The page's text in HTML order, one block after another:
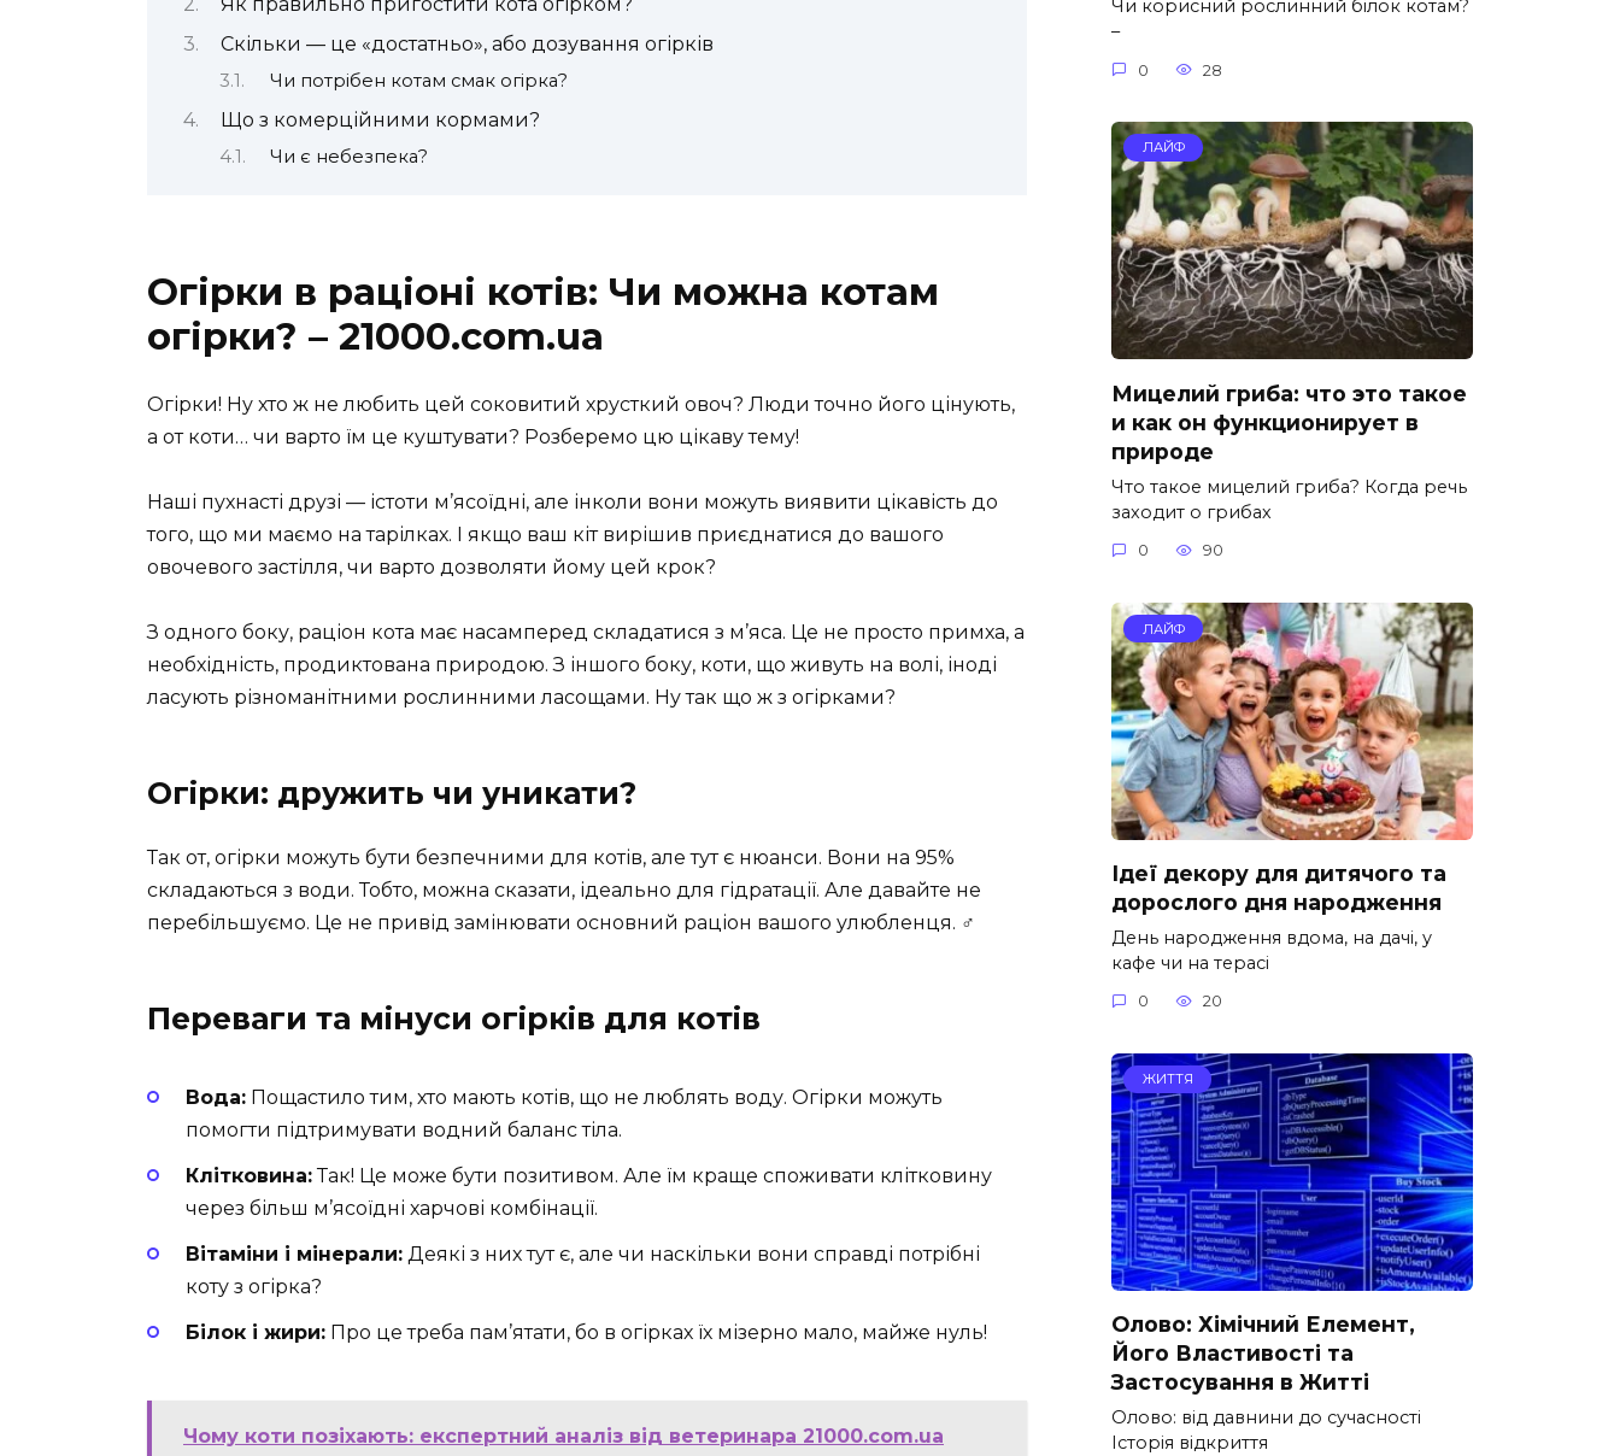
Скільки — це «достатньо», або дозування огірків
Чи потрібен котам смак огірка?
Що з комерційними кормами?
Чи є небезпека?
Огірки в раціоні котів: Чи можна котам
огірки? – 21000.com.ua
Огірки! Ну хто ж не любить цей соковитий хрусткий овоч? Люди точно його цінують,
а от коти… чи варто їм це куштувати? Розберемо цю цікаву тему!
Наші пухнасті друзі — істоти м’ясоїдні, але інколи вони можуть виявити цікавість до
того, що ми маємо на тарілках. І якщо ваш кіт вирішив приєднатися до вашого
овочевого застілля, чи варто дозволяти йому цей крок?
З одного боку, раціон кота має насамперед складатися з м’яса. Це не просто примха, а
необхідність, продиктована природою. З іншого боку, коти, що живуть на волі, іноді
ласують різноманітними рослинними ласощами. Ну так що ж з огірками?
Огірки: дружить чи уникати?
Так от, огірки можуть бути безпечними для котів, але тут є нюанси. Вони на 95%
складаються з води. Тобто, можна сказати, ідеально для гідратації. Але давайте не
перебільшуємо. Це не привід замінювати основний раціон вашого улюбленця. ‍♂️
Переваги та мінуси огірків для котів
Вода: Пощастило тим, хто мають котів, що не люблять воду. Огірки можуть
помогти підтримувати водний баланс тіла.
Клітковина:Так! Це може бути позитивом. Але їм краще споживати клітковину
через більш м’ясоїдні харчові комбінації.
Вітаміни і мінерали: Деякі з них тут є, але чи наскільки вони справді потрібні
коту з огірка?
Білок і жири: Про це треба пам’ятати, бо в огірках їх мізерно мало, майже нуль!
Чому коти позіхають: експертний аналіз від ветеринара 21000.com.ua
Чи корисний рослинний білок котам?
–
0 28
ЛАЙФ
Мицелий гриба: что это такое
и как он функционирует в
природе
Что такое мицелий гриба? Когда речь
заходит о грибах
0 90
ЛАЙФ
Ідеї ​​декору для дитячого та
дорослого дня народження
День народження вдома, на дачі, у
кафе чи на терасі
0 20
ЖИТТЯ
Олово: Хімічний Елемент,
Його Властивості та
Застосування в Житті
Олово: від давнини до сучасності
Історія відкриття